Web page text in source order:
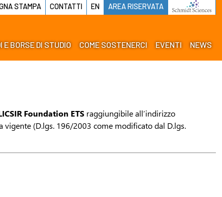
STAMPA CONTATTI EN AREA RISERVATA
E BORSE DI STUDIO COME SOSTENERCI EVENTI NEWS
Foundation ETS raggiungibile all’indirizzo
vigente (D.lgs. 196/2003 come modificato dal D.lgs.